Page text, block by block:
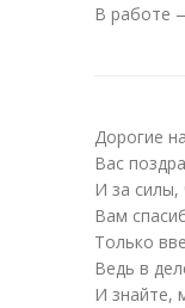
В работе
Дорогие
Вас
И за силы,
Вам
Только
Ведь в
И знайте,